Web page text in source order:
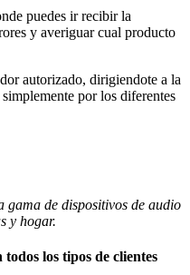
puedes ir recibir la
y averiguar cual producto
autorizado, dirigiendote a la
por los diferentes
gama de dispositivos de audio
y hogar.
los tipos de clientes